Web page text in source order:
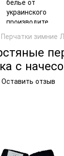
Перчатки зимние
с
Оставить отзыв